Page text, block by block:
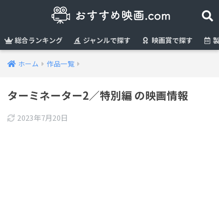
総合ランキング ジャンルで探す 映画賞で探す
ホーム 作品一覧
ターミネーター2／特別編 の映画情報
2023年7月20日